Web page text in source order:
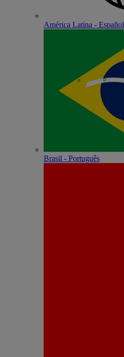
América Latina - Español
Brasil - Português